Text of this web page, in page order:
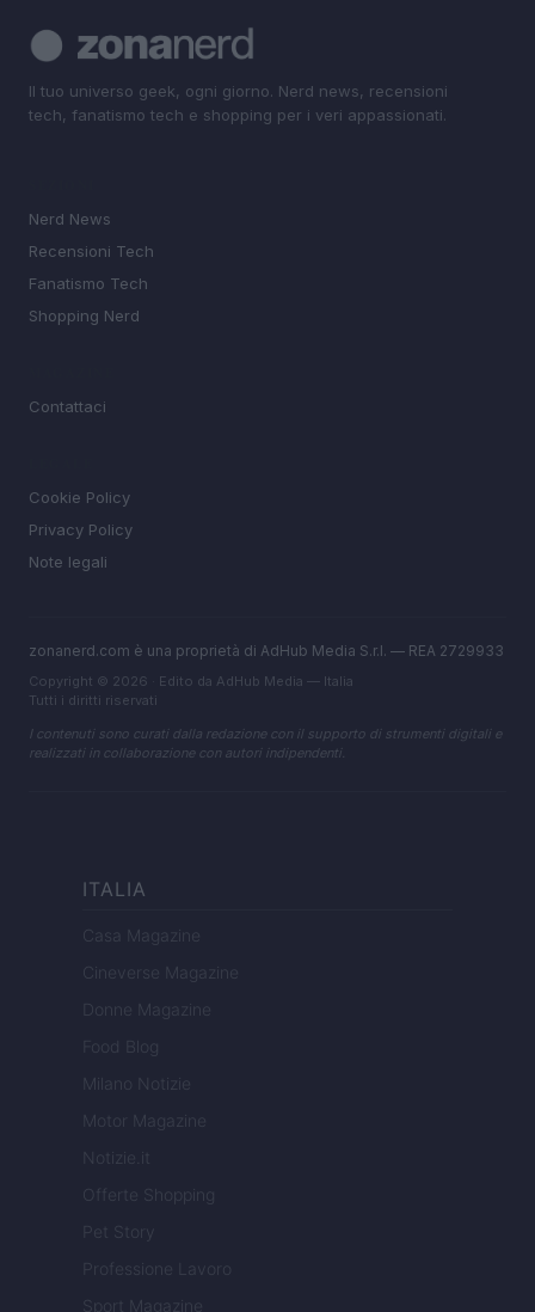
Il tuo universo geek, ogni giorno. Nerd news, recensioni
tech, fanatismo tech e shopping per i veri appassionati.
Nerd News
Recensioni Tech
Fanatismo Tech
Shopping Nerd
Contattaci
Cookie Policy
Privacy Policy
Note legali
zonanerd.com è una proprietà di AdHub Media S.r.l. — REA 2729933
Copyright © 2026 · Edito da AdHub Media — Italia
Tutti i diritti riservati
I contenuti sono curati dalla redazione con il supporto di strumenti digitali e
realizzati in collaborazione con autori indipendenti.
ITALIA
Casa Magazine
Cineverse Magazine
Donne Magazine
Food Blog
Milano Notizie
Motor Magazine
Notizie.it
Offerte Shopping
Pet Story
Professione Lavoro
Sport Magazine